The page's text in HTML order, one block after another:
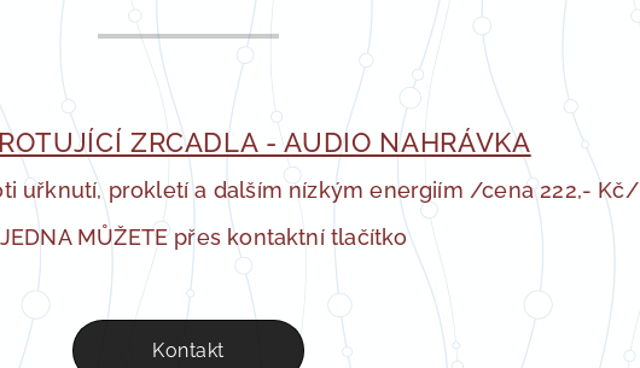
ROTUJÍCÍ ZRCADLA - AUDIO NAHRÁVKA
uřknutí, prokletí a dalším nízkým energiím /cena 222,- Kč/
MŮŽETE přes kontaktní tlačítko
Kontakt